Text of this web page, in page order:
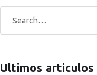
Ultimos articulos